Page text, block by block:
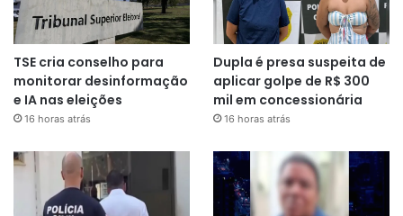
TSE cria conselho para
monitorar desinformação
e IA nas eleições
16 horas atrás
Dupla é presa suspeita de
aplicar golpe de R$ 300
mil em concessionária
16 horas atrás